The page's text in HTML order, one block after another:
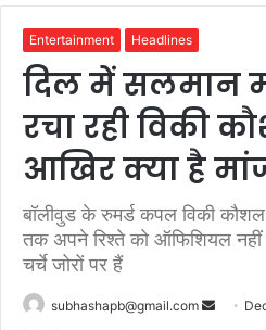
Entertainment Headlines
दिल में सलमान
रचा रही विकी
आखिर क्या है
बॉलीवुड के रुमर्ड कपल विकी
तक अपने रिश्ते को ऑफिशियल
चर्चे जोरों पर हैं
subhashapb@gmail.com
Send